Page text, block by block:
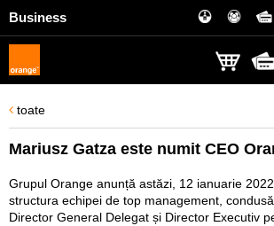
Business
toate
Mariusz Gatza este numit CEO
Grupul Orange anunță astăzi, 12 ianuarie
structura echipei de top management,
Director General Delegat și Director Executiv